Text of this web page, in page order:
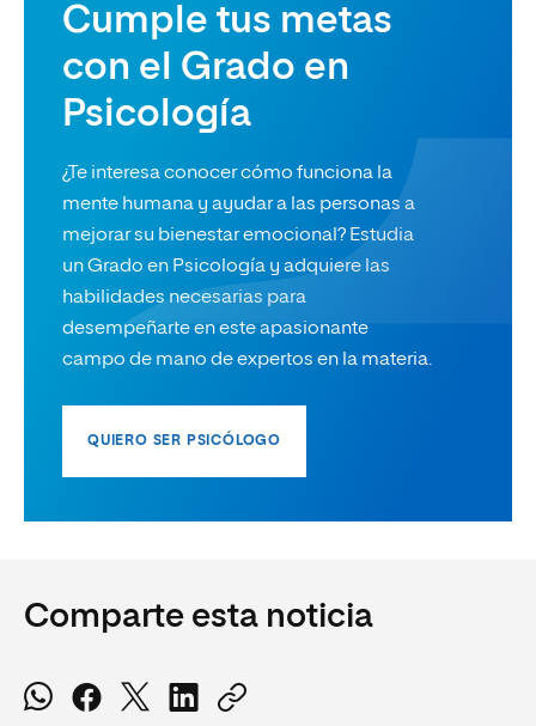
Cumple tus metas
con el Grado en
Psicología
¿Te interesa conocer cómo funciona la
mente humana y ayudar a las personas a
mejorar su bienestar emocional? Estudia
un Grado en Psicología y adquiere las
habilidades necesarias para
desempeñarte en este apasionante
campo de mano de expertos en la materia.
QUIERO SER PSICÓLOGO
Comparte esta noticia